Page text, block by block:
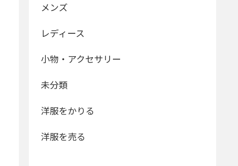
メンズ
レディース
小物・アクセサリー
未分類
洋服をかりる
洋服を売る